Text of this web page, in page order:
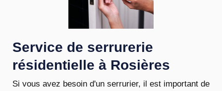
Service de serrurerie
résidentielle à Rosières
Si vous avez besoin d'un serrurier, il est important de